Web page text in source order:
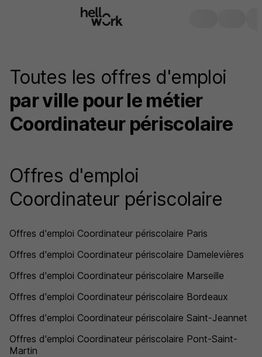
Toutes les offres d'emploi
par ville pour le métier
Coordinateur périscolaire
Offres d'emploi
Coordinateur périscolaire
Offres d'emploi Coordinateur périscolaire Paris
Offres d'emploi Coordinateur périscolaire Damelevières
Offres d'emploi Coordinateur périscolaire Marseille
Offres d'emploi Coordinateur périscolaire Bordeaux
Offres d'emploi Coordinateur périscolaire Saint-Jeannet
Offres d'emploi Coordinateur périscolaire Pont-Saint-
Martin